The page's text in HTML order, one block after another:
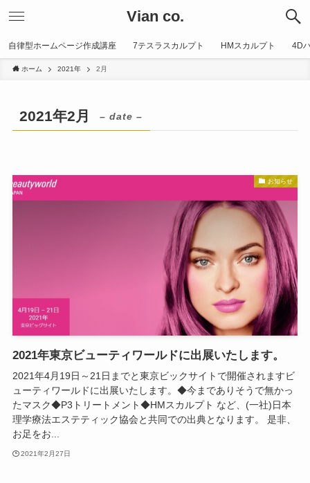
Vian co.
自律型ホームページ作成講座 7テスラスカルプト HMスカルプト 4D
ホーム 2021年 2月
2021年2月 – date –
お知らせ
2021年東京ビューティワールドに出展いたします。
2021年4月19日～21日までと東京ビックサイトで開催されますビ
ューティワールドに出展いたします。◆今までありそうで無かっ
たマスク◆P3トリートメント◆HMスカルプト など、(一社)日本
理学療法エステティック協会と共同での出典となります。 是非、
お足をお...
2021年2月27日